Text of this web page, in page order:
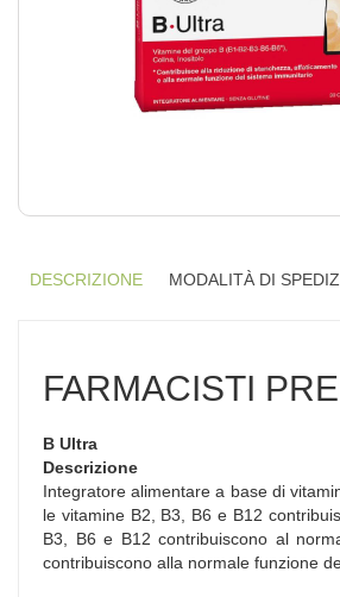
DESCRIZIONE MODALITÀ DI
FARMACISTI
B Ultra
Descrizione
Integratore alimentare a base di
le vitamine B2, B3, B6 e B12
B3, B6 e B12 contribuiscono al
contribuiscono alla normale funzione